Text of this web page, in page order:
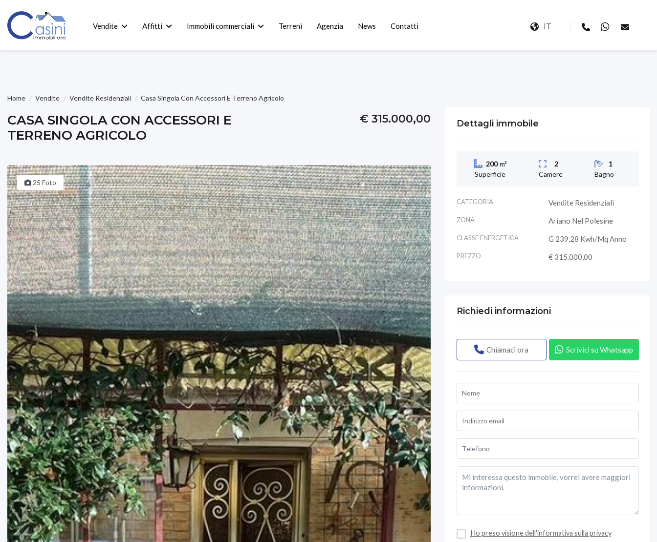
Vendite Affitti Immobili commerciali Terreni Agenzia News Contatti IT
Home Vendite Vendite Residenziali Casa Singola Con Accessori E Terreno Agricolo
CASA SINGOLA CON ACCESSORI E
TERRENO AGRICOLO
€ 315.000,00
25 Foto
Dettagli immobile
200 m²
Superficie
2
Camere
1
Bagno
CATEGORIA Vendite Residenziali
ZONA Ariano Nel Polesine
CLASSE ENERGETICA G 239,28 Kwh/mq Anno
PREZZO € 315.000,00
Richiedi informazioni
Chiamaci ora Scrivici su Whatsapp
Ho preso visione dell'informativa sulla privacy